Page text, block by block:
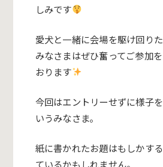
しみです
愛犬と一緒に会場を駆け回り
みなさまはぜひ奮ってご参加
おります
今回はエントリーせずに様子
いうみなさま。
紙に書かれたお題はもしかす
ているかもしれません。